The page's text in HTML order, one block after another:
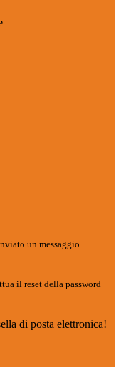
un messaggio
il reset della password
di posta elettronica!